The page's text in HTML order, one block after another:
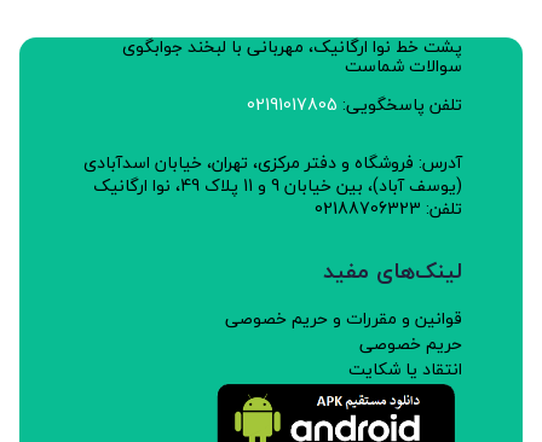
پشت خط نوا ارگانیک، مهربانی با لبخند جوابگوی
سوالات شماست
تلفن پاسخگویی: 02191017805
آدرس: فروشگاه و دفتر مرکزی، تهران، خیابان اسدآبادی
(یوسف آباد)، بین خیابان 9 و 11 پلاک 49، نوا ارگانیک
تلفن: 02188706323
لینک‌های مفید
قوانین و مقررات و حریم خصوصی
حریم خصوصی
انتقاد یا شکایت